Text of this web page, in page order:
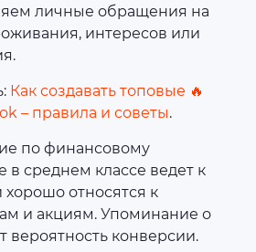
личные обращения на
интересов или
Как создавать топовые 🔥
– правила и советы.
по финансовому
среднем классе ведет к
хорошо относятся к
и акциям. Упоминание о
вероятность конверсии.